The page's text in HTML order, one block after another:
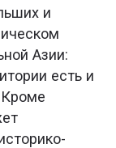
и
Азии:
есть и
Кроме